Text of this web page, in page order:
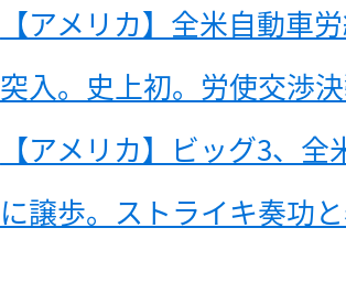
【アメリカ】全米自動車
入。史上初。労使交渉
【アメリカ】ビッグ3、
譲歩。ストライキ奏功